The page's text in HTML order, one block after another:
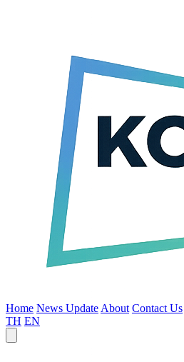
Home News Update About Contact Us
TH EN